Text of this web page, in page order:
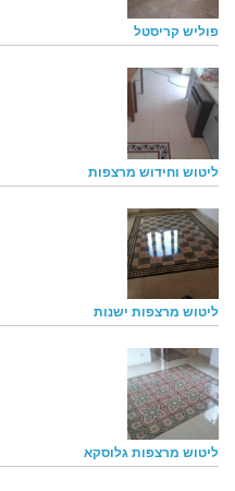
פוליש קריסטל
ליטוש וחידוש מרצפות
ליטוש מרצפות ישנות
ליטוש מרצפות גלוסקא